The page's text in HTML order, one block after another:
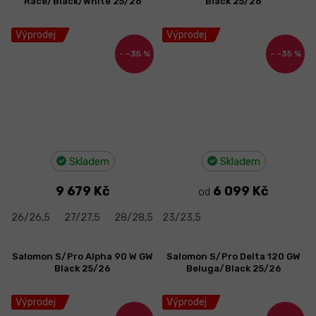
Výprodej
–35 %
Skladem
9 679 Kč
26/26,5 27/27,5 28/28,5
Výprodej
–35 %
Skladem
od 6 099 Kč
23/23,5
Výprodej
Salomon S/Pro Alpha 90 W GW
Black 25/26
Výprodej
Salomon S/Pro Delta 120 GW
Beluga/Black 25/26